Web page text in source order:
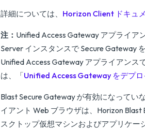
詳細については、 Horizon Client ドキュ
注： Unified Access Gateway アプライア
Server インスタンスで Secure Gateway
Unified Access Gateway アプライアンス
は、「Unified Access Gateway をデプ
Blast Secure Gateway が有効になってい
イアント Web ブラウザは、Horizon
スクトップ仮想マシンおよびアプリケー